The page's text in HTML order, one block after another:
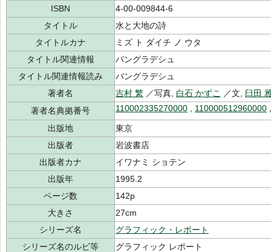
ISBN
4-00-009844-6
タイトル
水と大地の詩
タイトルカナ
ミズ ト ダイチ ノ ウタ
タイトル関連情報
バングラデシュ
タイトル関連情報読み
バングラデシュ
著者名
吉村 繁 ／写真, 白石 かずこ ／文, 臼田
著者名典拠番号
110002335270000 110000512960000
出版地
東京
出版者
岩波書店
出版者カナ
イワナミ ショテン
出版年
1995.2
ページ数
142p
大きさ
27cm
シリーズ名
グラフィック・レポート
シリーズ名のルビ等
グラフィック レポート